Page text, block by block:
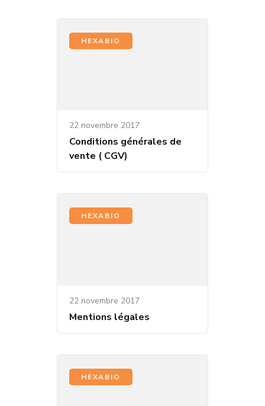
HEXABIO
22 novembre 2017
Conditions générales de
vente ( CGV)
HEXABIO
22 novembre 2017
Mentions légales
HEXABIO